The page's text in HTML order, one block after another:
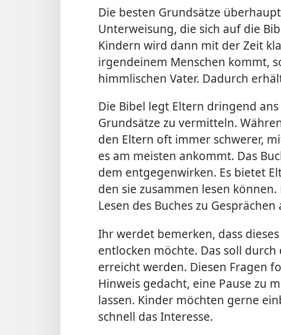
Die besten Grundsätze
Unterweisung, die sich auf die
Kindern wird dann mit der Zeit
irgendeinem Menschen kommt,
himmlischen Vater. Dadurch
Die Bibel legt Eltern dringend
Grundsätze zu vermitteln.
den Eltern oft immer schwerer,
es am meisten ankommt. Das
dem entgegenwirken. Es bietet
den sie zusammen lesen
Lesen des Buches zu
Ihr werdet bemerken, dass
entlocken möchte. Das soll
erreicht werden. Diesen Fragen
Hinweis gedacht, eine Pause zu
lassen. Kinder möchten gerne
schnell das Interesse.